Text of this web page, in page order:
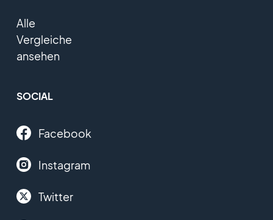
Alle
Vergleiche
ansehen
SOCIAL
Facebook
Instagram
Twitter